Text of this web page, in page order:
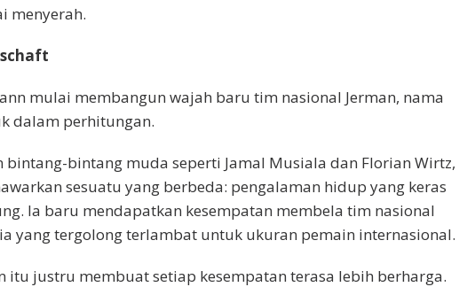
menyerah.
mulai membangun wajah baru tim nasional Jerman, nama
dalam perhitungan.
bintang-bintang muda seperti Jamal Musiala dan Florian Wirtz,
sesuatu yang berbeda: pengalaman hidup yang keras
Ia baru mendapatkan kesempatan membela tim nasional
yang tergolong terlambat untuk ukuran pemain internasional.
itu justru membuat setiap kesempatan terasa lebih berharga.